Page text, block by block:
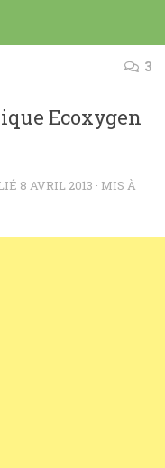
3
Ecoxygen
8 AVRIL 2013 · MIS À